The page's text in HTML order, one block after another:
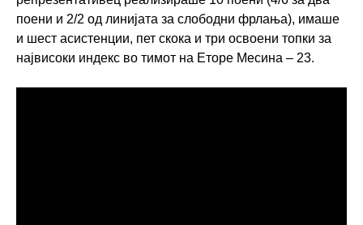
поени и 2/2 од линијата за слободни фрлања), имаше
и шест асистенции, пет скока и три освоени топки за
највисоки индекс во тимот на Еторе Месина – 23.